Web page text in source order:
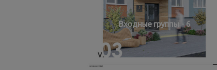
Входные группы - 6